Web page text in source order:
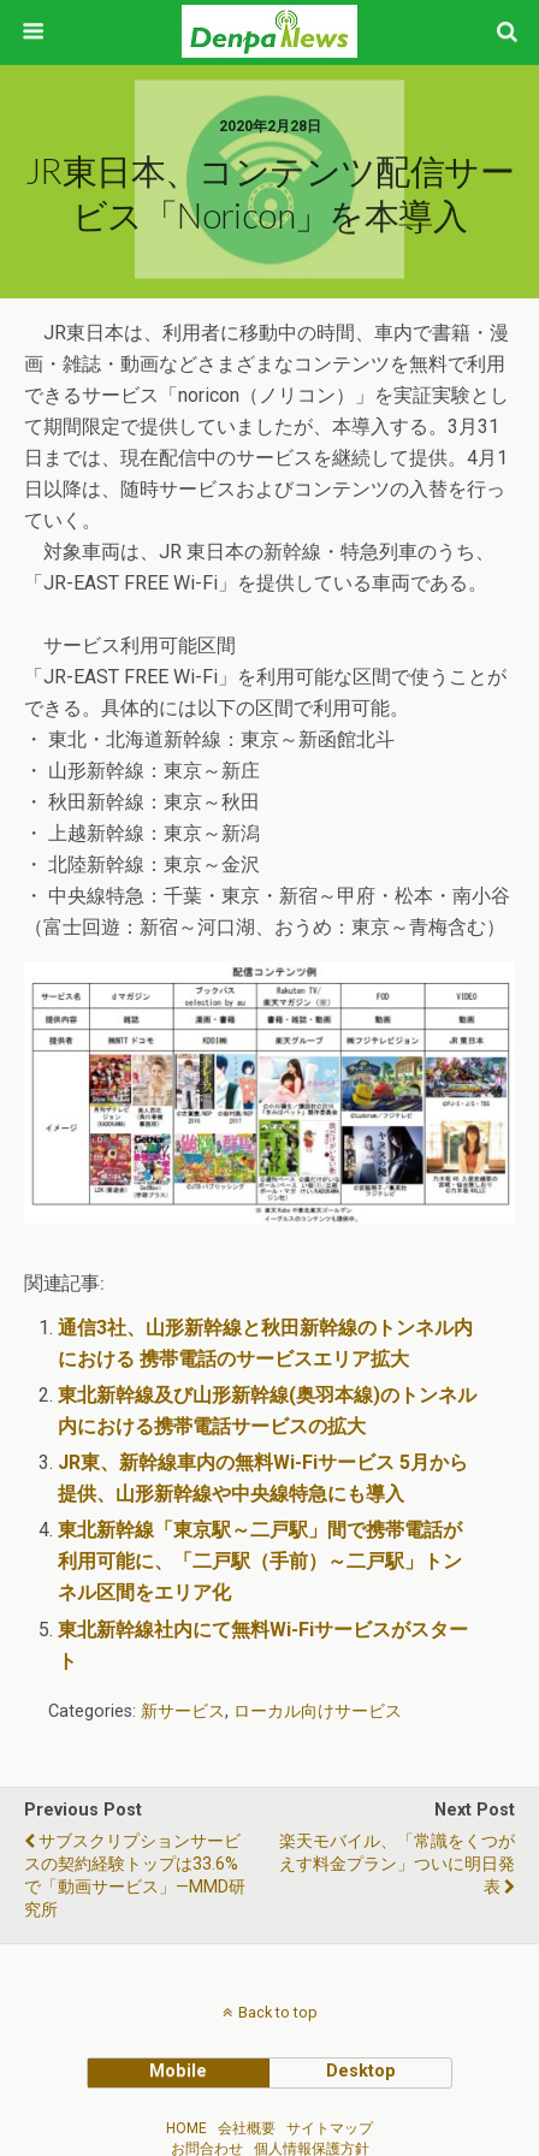
2020年2月28日
JR東日本、コンテンツ配信サー
ビス「noricon」を本導入
JR東日本は、利用者に移動中の時間、車内で書籍・漫
画・雑誌・動画などさまざまなコンテンツを無料で利用
できるサービス「noricon（ノリコン）」を実証実験とし
て期間限定で提供していましたが、本導入する。3月31
日までは、現在配信中のサービスを継続して提供。4月1
日以降は、随時サービスおよびコンテンツの入替を行っ
ていく。
対象車両は、JR 東日本の新幹線・特急列車のうち、
「JR-EAST FREE Wi-Fi」を提供している車両である。
サービス利用可能区間
「JR-EAST FREE Wi-Fi」を利用可能な区間で使うことが
できる。具体的には以下の区間で利用可能。
・ 東北・北海道新幹線：東京～新函館北斗
・ 山形新幹線：東京～新庄
・ 秋田新幹線：東京～秋田
・ 上越新幹線：東京～新潟
・ 北陸新幹線：東京～金沢
・ 中央線特急：千葉・東京・新宿～甲府・松本・南小谷
（富士回遊：新宿～河口湖、おうめ：東京～青梅含む）
関連記事:
通信3社、山形新幹線と秋田新幹線のトンネル内
における 携帯電話のサービスエリア拡大
東北新幹線及び山形新幹線(奥羽本線)のトンネル
内における携帯電話サービスの拡大
JR東、新幹線車内の無料Wi-Fiサービス 5月から
提供、山形新幹線や中央線特急にも導入
東北新幹線「東京駅～二戸駅」間で携帯電話が
利用可能に、「二戸駅（手前）～二戸駅」トン
ネル区間をエリア化
東北新幹線社内にて無料Wi-Fiサービスがスター
ト
Categories: 新サービス, ローカル向けサービス
Previous Post
サブスクリプションサービ
スの契約経験トップは33.6%
で「動画サービス」—MMD研
究所
Next Post
楽天モバイル、「常識をくつが
えす料金プラン」ついに明日発
表
Back to top
Mobile Desktop
HOME 会社概要
サイトマップ
お問合わせ
個人情報保護方針